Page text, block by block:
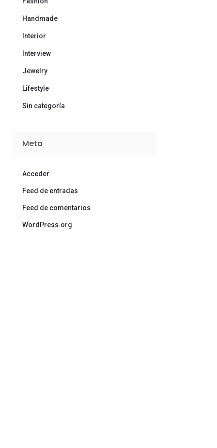
Handmade
Interior
Interview
Jewelry
Lifestyle
Sin categoría
Meta
Acceder
Feed de entradas
Feed de comentarios
WordPress.org